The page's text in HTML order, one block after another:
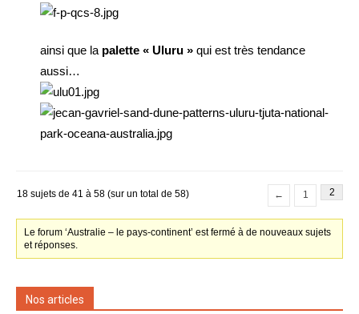
ainsi que la palette « Uluru » qui est très tendance
aussi…
18 sujets de 41 à 58 (sur un total de 58) ← 1 2
Le forum ‘Australie – le pays-continent’ est fermé à de nouveaux sujets
et réponses.
Nos articles